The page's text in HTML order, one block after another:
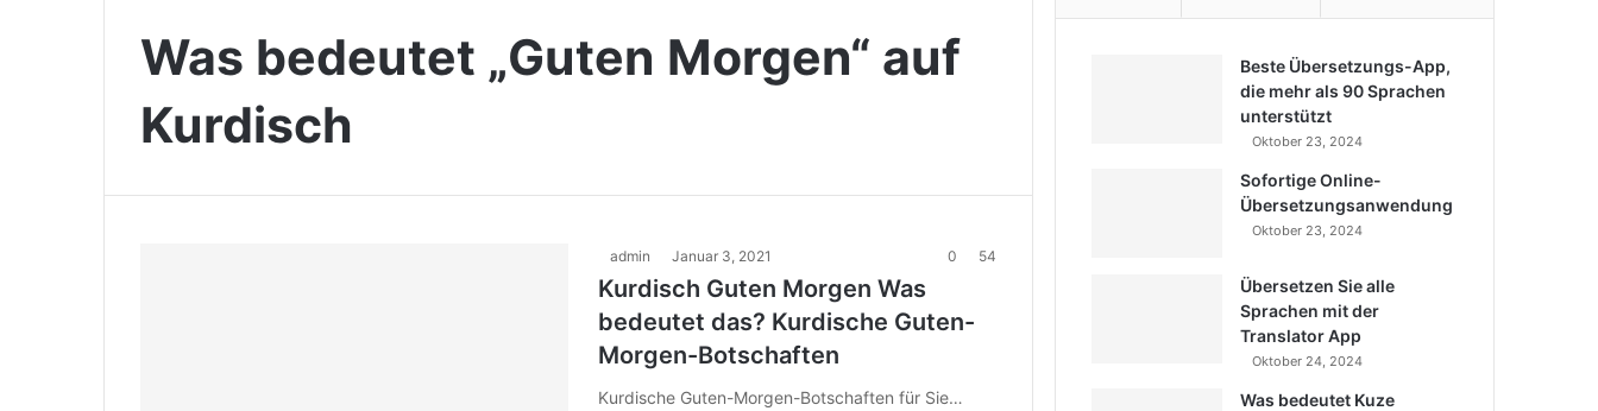
Was bedeutet „Guten Morgen“ auf
Kurdisch
admin Januar 3, 2021 0 54
Kurdisch Guten Morgen Was
bedeutet das? Kurdische Guten-
Morgen-Botschaften
Kurdische Guten-Morgen-Botschaften für Sie…
Beste Übersetzungs-App,
die mehr als 90 Sprachen
unterstützt
Oktober 23, 2024
Sofortige Online-
Übersetzungsanwendung
Oktober 23, 2024
Übersetzen Sie alle
Sprachen mit der
Translator App
Oktober 24, 2024
Was bedeutet Kuze